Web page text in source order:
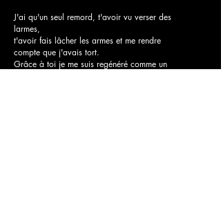
J'ai qu'un seul remord, t'avoir vu verser des
larmes,
t'avoir fais lâcher les armes et me rendre
compte que j'avais tort.
Grâce à toi je me suis regénéré comme un